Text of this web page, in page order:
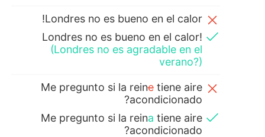
Londres no es bueno en el calor!
Londres no es bueno en el calor!
(Londres no es agradable en el
verano?)
Me pregunto si la reinetiene aire
acondicionado?
Me pregunto si la reina tiene aire
acondicionado?